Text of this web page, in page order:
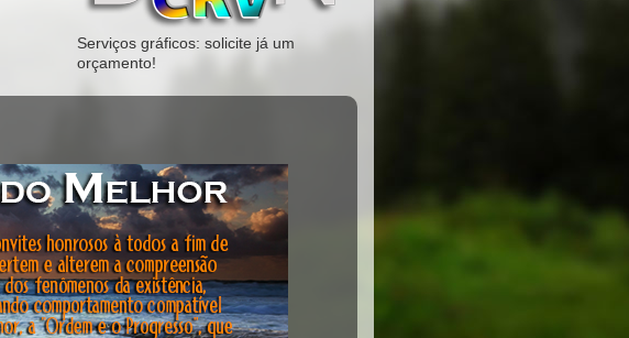
Serviços gráficos: solicite já um
orçamento!